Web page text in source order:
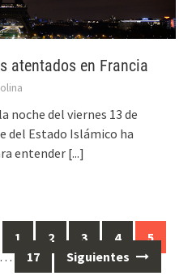
atentados en Francia
noche del viernes 13 de
del Estado Islámico ha
entender [...]
1 2 3 4
5
17 Siguientes